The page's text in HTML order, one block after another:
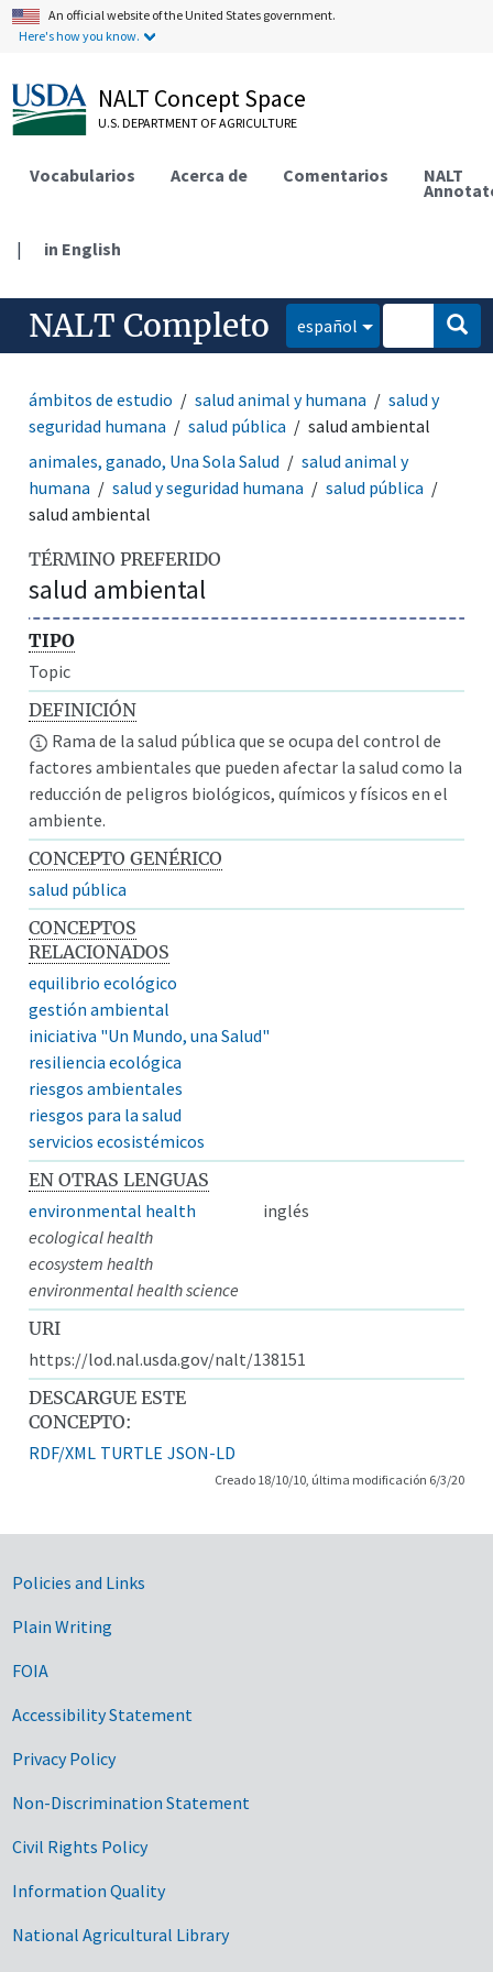
An official website of the United States government.
Here's how you know.
NALT Concept Space
U.S. DEPARTMENT OF AGRICULTURE
Vocabularios Acerca de Comentarios NALT
| in English
NALT Completo español
ámbitos de estudio salud animal y humana
salud y
seguridad humana
salud pública
salud ambiental
animales, ganado, Una Sola Salud
salud animal y
humana
salud y seguridad humana
salud pública
salud ambiental
TÉRMINO PREFERIDO
salud ambiental
TIPO
Topic
DEFINICIÓN
Rama de la salud pública que se ocupa del control de
factores ambientales que pueden afectar la salud como la
reducción de peligros biológicos, químicos y físicos en el
ambiente.
CONCEPTO GENÉRICO
salud pública
CONCEPTOS
RELACIONADOS
equilibrio ecológico
gestión ambiental
iniciativa "Un Mundo, una Salud"
resiliencia ecológica
riesgos ambientales
riesgos para la salud
servicios ecosistémicos
EN OTRAS LENGUAS
environmental health
inglés
ecological health
ecosystem health
environmental health science
URI
https://lod.nal.usda.gov/nalt/138151
DESCARGUE ESTE
CONCEPTO:
RDF/XML TURTLE JSON-LD
Creado 18/10/10, última modificación 6/3/20
Government Links
Policies and Links
Plain Writing
FOIA
Accessibility Statement
Privacy Policy
Non-Discrimination Statement
Civil Rights Policy
Information Quality
National Agricultural Library